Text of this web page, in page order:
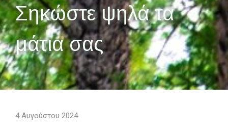
Σηκώστε ψηλά τα
μάτια σας
4 Αυγούστου 2024